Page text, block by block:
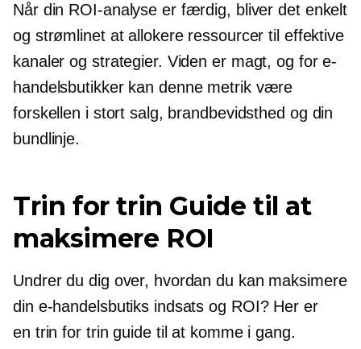
Når din ROI-analyse er færdig, bliver det enkelt
og strømlinet at allokere ressourcer til effektive
kanaler og strategier. Viden er magt, og for e-
handelsbutikker kan denne metrik være
forskellen i stort salg, brandbevidsthed og din
bundlinje.
Trin for trin Guide til at
maksimere ROI
Undrer du dig over, hvordan du kan maksimere
din e-handelsbutiks indsats og ROI? Her er
en trin for trin guide til at komme i gang.